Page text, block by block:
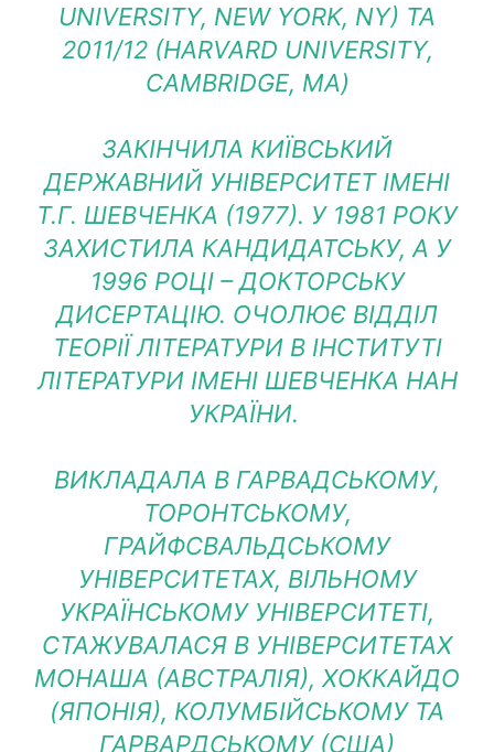
UNIVERSITY, NEW YORK, NY) ТА
2011/12 (HARVARD UNIVERSITY,
CAMBRIDGE, MA)
ЗАКІНЧИЛА КИЇВСЬКИЙ
ДЕРЖАВНИЙ УНІВЕРСИТЕТ ІМЕНІ
Т.Г. ШЕВЧЕНКА (1977). У 1981 РОКУ
ЗАХИСТИЛА КАНДИДАТСЬКУ, А У
1996 РОЦІ – ДОКТОРСЬКУ
ДИСЕРТАЦІЮ. ОЧОЛЮЄ ВІДДІЛ
ТЕОРІЇ ЛІТЕРАТУРИ В ІНСТИТУТІ
ЛІТЕРАТУРИ ІМЕНІ ШЕВЧЕНКА НАН
УКРАЇНИ.
ВИКЛАДАЛА В ГАРВАДСЬКОМУ,
ТОРОНТСЬКОМУ,
ГРАЙФСВАЛЬДСЬКОМУ
УНІВЕРСИТЕТАХ, ВІЛЬНОМУ
УКРАЇНСЬКОМУ УНІВЕРСИТЕТІ,
СТАЖУВАЛАСЯ В УНІВЕРСИТЕТАХ
МОНАША (АВСТРАЛІЯ), ХОККАЙДО
(ЯПОНІЯ), КОЛУМБІЙСЬКОМУ ТА
ГАРВАРДСЬКОМУ (США)